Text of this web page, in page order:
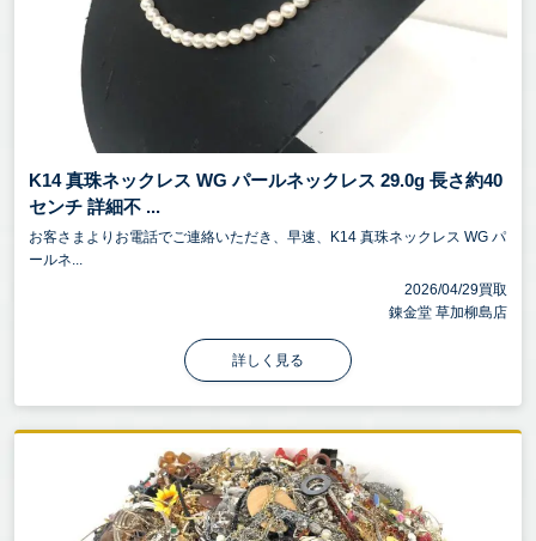
K14 真珠ネックレス WG パールネックレス 29.0g 長さ約40
センチ 詳細不 ...
お客さまよりお電話でご連絡いただき、早速、K14 真珠ネックレス WG パ
ールネ...
2026/04/29買取
錬金堂 草加柳島店
詳しく見る